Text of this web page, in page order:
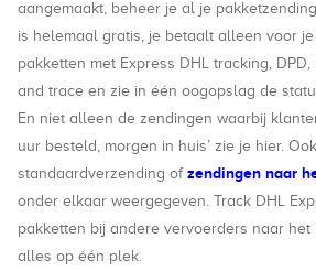
aangemaakt, beheer je al je
is helemaal gratis, je betaalt alleen voor
pakketten met Express DHL tracking,
and trace en zie in één oogopslag de
En niet alleen de zendingen waarbij
uur besteld, morgen in huis’ zie je hier.
standaardverzending of zendingen naar
onder elkaar weergegeven. Track DHL
pakketten bij andere vervoerders naar
alles op één plek.